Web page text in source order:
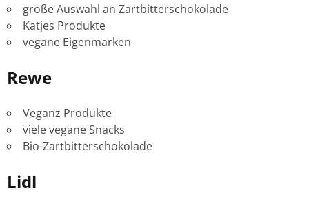
große Auswahl an Zartbitterschokolade
Katjes Produkte
vegane Eigenmarken
Rewe
Veganz Produkte
viele vegane Snacks
Bio-Zartbitterschokolade
Lidl